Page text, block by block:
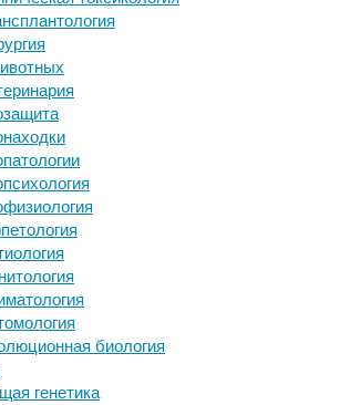
биология
генетика
спинной мозг
безлистный собирает воду
женщина впервые
общаться с миром с
«домашнего» имплантата
птицы живут в
Зафиксирован
громкости
шашечницы выживают
гибридам
за новостями